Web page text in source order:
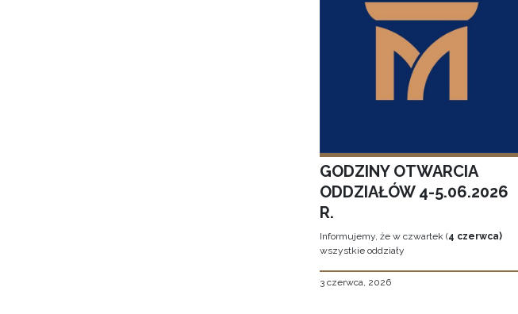
GODZINY OTWARCIA
ODDZIAŁÓW 4-5.06.2026
R.
Informujemy, że w czwartek (4 czerwca)
wszystkie oddziały
3 czerwca, 2026